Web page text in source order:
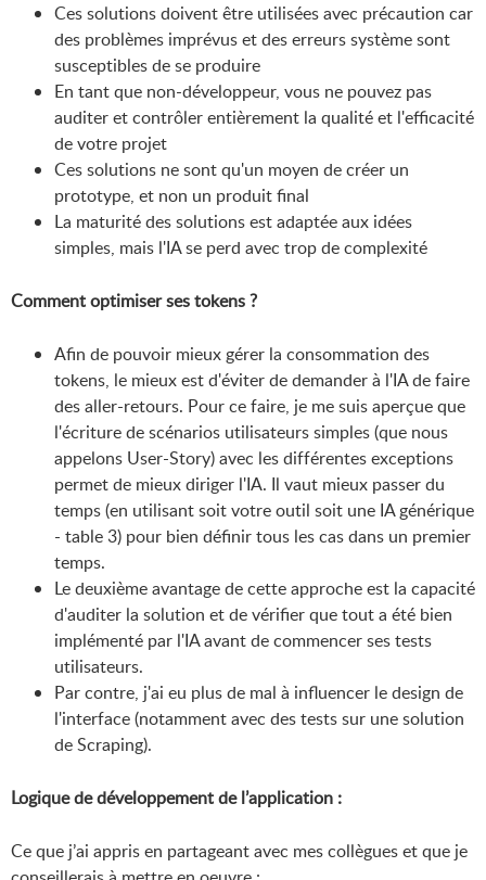
Ces solutions doivent être utilisées avec précaution car
des problèmes imprévus et des erreurs système sont
susceptibles de se produire
En tant que non-développeur, vous ne pouvez pas
auditer et contrôler entièrement la qualité et l'efficacité
de votre projet
Ces solutions ne sont qu'un moyen de créer un
prototype, et non un produit final
La maturité des solutions est adaptée aux idées
simples, mais l'IA se perd avec trop de complexité
Comment optimiser ses tokens ?
Afin de pouvoir mieux gérer la consommation des
tokens, le mieux est d'éviter de demander à l'IA de faire
des aller-retours. Pour ce faire, je me suis aperçue que
l'écriture de scénarios utilisateurs simples (que nous
appelons User-Story) avec les différentes exceptions
permet de mieux diriger l'IA. Il vaut mieux passer du
temps (en utilisant soit votre outil soit une IA générique
- table 3) pour bien définir tous les cas dans un premier
temps.
Le deuxième avantage de cette approche est la capacité
d'auditer la solution et de vérifier que tout a été bien
implémenté par l'IA avant de commencer ses tests
utilisateurs.
Par contre, j'ai eu plus de mal à influencer le design de
l'interface (notamment avec des tests sur une solution
de Scraping).
Logique de développement de l’application :
Ce que j’ai appris en partageant avec mes collègues et que je